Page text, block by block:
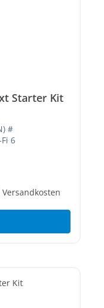
Starter Kit
#
6